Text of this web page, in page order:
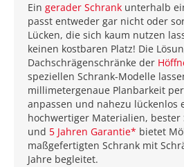
Ein gerader Schrank unterhalb
passt entweder gar nicht oder
Lücken, die sich kaum nutzen
keinen kostbaren Platz! Die
Dachschrägenschränke der
speziellen Schrank-Modelle
millimetergenaue Planbarkeit
anpassen und nahezu lückenlos
hochwertiger Materialien,
und 5 Jahren Garantie* bietet
maßgefertigten Schrank mit
Jahre begleitet.